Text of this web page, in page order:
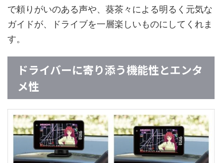
で頼りがいのある声や、葵茶々による明るく元気な
ガイドが、ドライブを一層楽しいものにしてくれま
す。
ドライバーに寄り添う機能性とエンタ
メ性